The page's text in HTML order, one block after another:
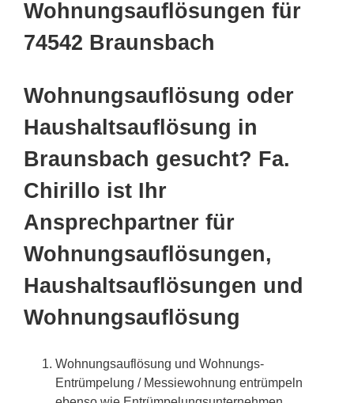
Wohnungsauflösungen für
74542 Braunsbach
Wohnungsauflösung oder
Haushaltsauflösung in
Braunsbach gesucht? Fa.
Chirillo ist Ihr
Ansprechpartner für
Wohnungsauflösungen,
Haushaltsauflösungen und
Wohnungsauflösung
Wohnungsauflösung und Wohnungs-
Entrümpelung / Messiewohnung entrümpeln